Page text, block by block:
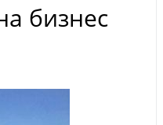
бизнес